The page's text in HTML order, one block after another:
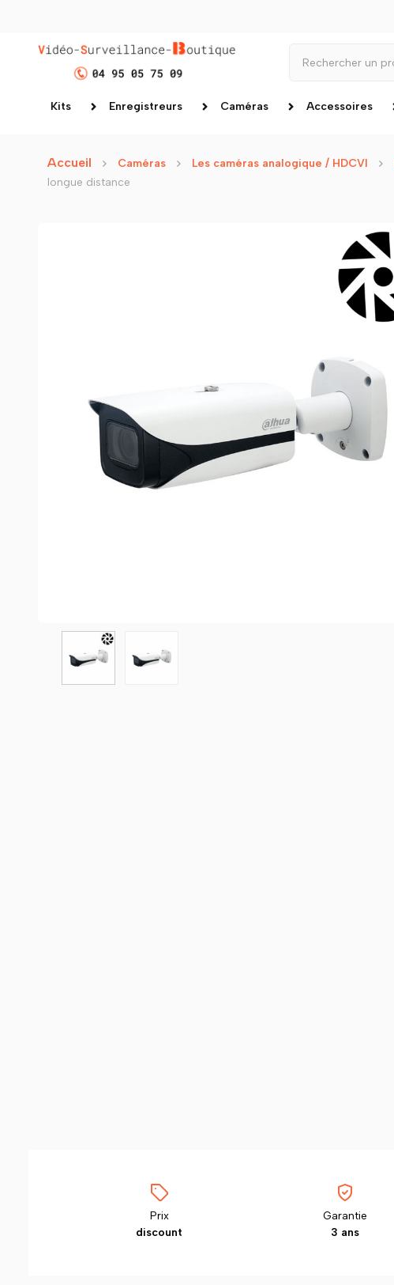
Kits Enregistreurs Caméras Accessoires
Accueil Caméras Les caméras analogique / HDCVI
longue distance
Prix
discount
Garantie
3 ans